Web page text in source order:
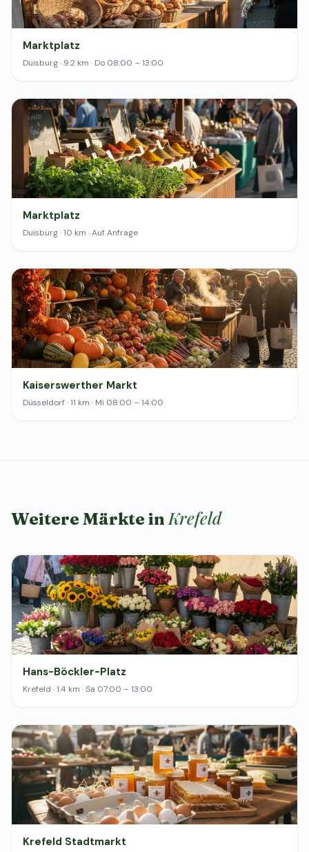
Marktplatz
Duisburg · 9.2 km · Do 08:00 – 13:00
Marktplatz
Duisburg · 10 km · Auf Anfrage
Kaiserswerther Markt
Düsseldorf · 11 km · Mi 08:00 – 14:00
Weitere Märkte inKrefeld
Hans-Böckler-Platz
Krefeld · 1.4 km · Sa 07:00 – 13:00
Krefeld Stadtmarkt